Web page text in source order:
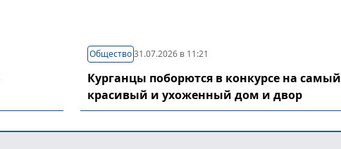
Общество 31.07.2026 в 11:21
Курганцы поборются в конкурсе на самый
красивый и ухоженный дом и двор